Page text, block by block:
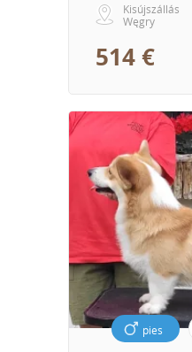
Kisújszállás
Węgry
514 €
pies